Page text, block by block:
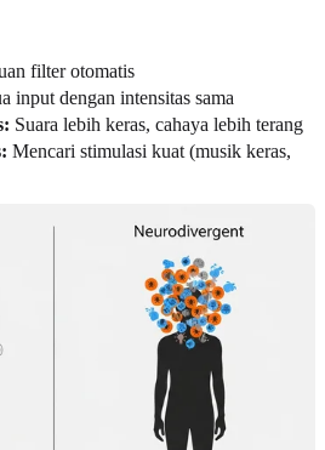
filter otomatis
input dengan intensitas sama
Suara lebih keras, cahaya lebih terang
Mencari stimulasi kuat (musik keras,